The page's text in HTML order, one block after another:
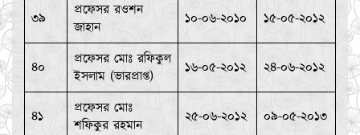
৩৯
প্রফেসর রওশন
জাহান
১০-০৬-২০১০ ১৫-০৫-২০১২
৪০
প্রফেসর মোঃ রফিকুল
ইসলাম (ভারপ্রাপ্ত)
১৬-০৫-২০১২ ২৪-০৬-২০১২
৪১
প্রফেসর মোঃ
শফিকুর রহমান
২৫-০৬-২০১২ ০৯-০৫-২০১৩